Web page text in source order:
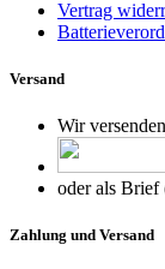
Vertrag
Versand
Wir
oder als
Zahlung und Versand